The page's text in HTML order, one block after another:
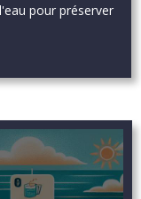
pour préserver